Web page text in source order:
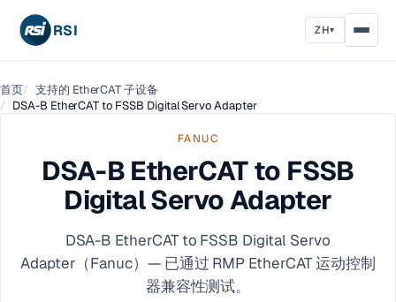
RSI ZH▾
首页
支持的 EtherCAT 子设备
DSA-B EtherCAT to FSSB Digital Servo Adapter
FANUC
DSA-B EtherCAT to FSSB
Digital Servo Adapter
DSA-B EtherCAT to FSSB Digital Servo
Adapter（Fanuc）— 已通过 RMP EtherCAT 运动控制
器兼容性测试。